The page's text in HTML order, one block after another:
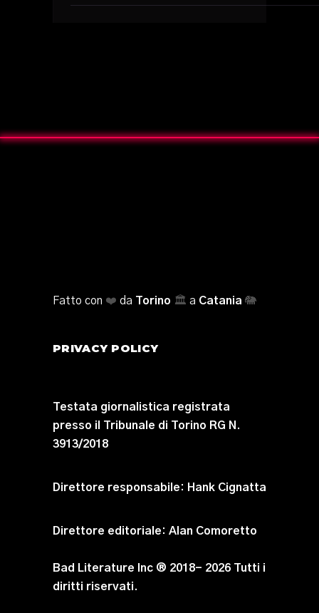
Fatto con ❤️ da Torino 🏛️ a Catania 🐘
PRIVACY POLICY
Testata giornalistica registrata
presso il Tribunale di Torino RG N.
3913/2018
Direttore responsabile: Hank Cignatta
Direttore editoriale: Alan Comoretto
Bad Literature Inc ® 2018- 2026 Tutti i
diritti riservati.